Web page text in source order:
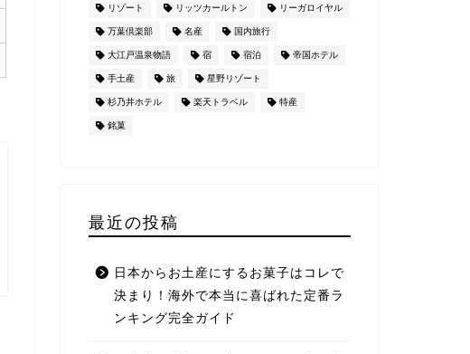
リゾート リッツカールトン リーガロイヤル
万葉倶楽部 名産 国内旅行
大江戸温泉物語 宿 宿泊 帝国ホテル
手土産 旅 星野リゾート
杉乃井ホテル 楽天トラベル 特産
銘菓
最近の投稿
日本からお土産にするお菓子はコレで
決まり！海外で本当に喜ばれた定番ラ
ンキング完全ガイド